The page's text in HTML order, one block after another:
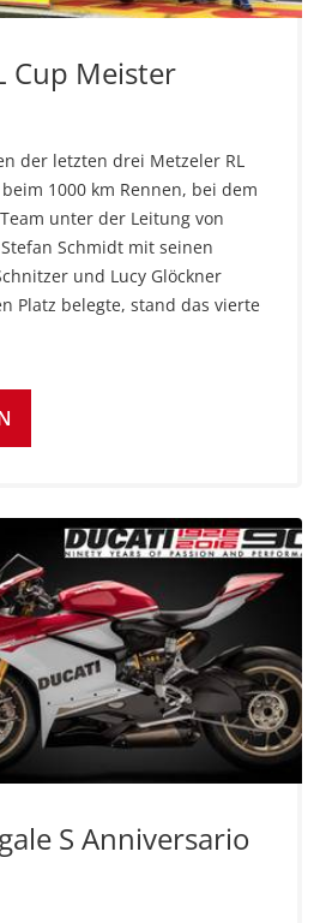
Cup Meister
der letzten drei Metzeler RL
1000 km Rennen, bei dem
unter der Leitung von
Schmidt mit seinen
und Lucy Glöckner
Platz belegte, stand das vierte
S Anniversario